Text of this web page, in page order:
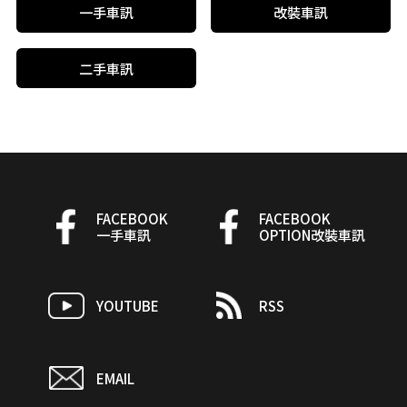
一手車訊 改裝車訊
二手車訊
FACEBOOK
一手車訊
FACEBOOK
OPTION改裝車訊
YOUTUBE RSS
EMAIL